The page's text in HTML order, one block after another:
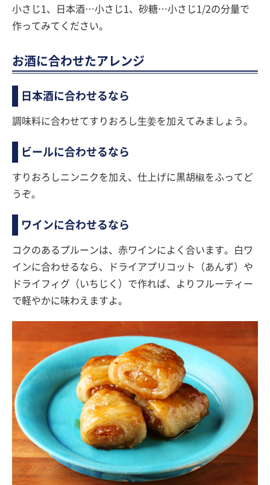
小さじ1、日本酒…小さじ1、砂糖…小さじ1/2の分量で
作ってみてください。
お酒に合わせたアレンジ
日本酒に合わせるなら
調味料に合わせてすりおろし生姜を加えてみましょう。
ビールに合わせるなら
すりおろしニンニクを加え、仕上げに黒胡椒をふってど
うぞ。
ワインに合わせるなら
コクのあるプルーンは、赤ワインによく合います。白ワ
インに合わせるなら、ドライアプリコット（あんず）や
ドライフィグ（いちじく）で作れば、よりフルーティー
で軽やかに味わえますよ。